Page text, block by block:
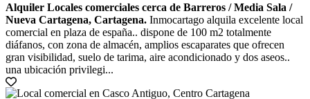
Alquiler Locales comerciales cerca de Barreros / Media Sala /
Nueva Cartagena, Cartagena. Inmocartago alquila excelente local
comercial en plaza de españa.. dispone de 100 m2 totalmente
diáfanos, con zona de almacén, amplios escaparates que ofrecen
gran visibilidad, suelo de tarima, aire acondicionado y dos aseos..
una ubicación privilegi...